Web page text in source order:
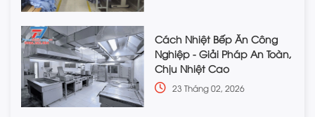
Cách Nhiệt Bếp Ăn Công
Nghiệp - Giải Pháp An Toàn,
Chịu Nhiệt Cao
23 Tháng 02, 2026